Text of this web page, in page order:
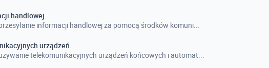
handlowej.
informacji handlowej za pomocą środków komuni...
urządzeń.
telekomunikacyjnych urządzeń końcowych i automat...